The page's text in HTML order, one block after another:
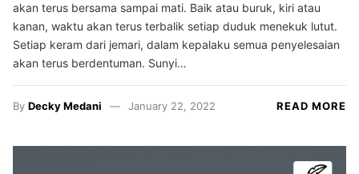
akan terus bersama sampai mati. Baik atau buruk, kiri atau
kanan, waktu akan terus terbalik setiap duduk menekuk lutut.
Setiap keram dari jemari, dalam kepalaku semua penyelesaian
akan terus berdentuman. Sunyi…
By Decky Medani January 22, 2022 READ MORE